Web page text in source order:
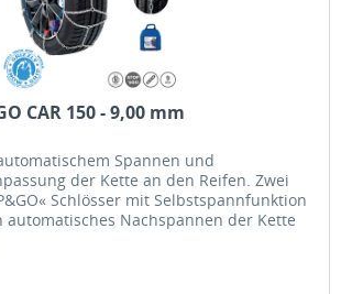
CAR 150 - 9,00 mm
Spannen und
der Kette an den Reifen. Zwei
Schlösser mit Selbstspannfunktion
automatisches Nachspannen der Kette
Fahrt.